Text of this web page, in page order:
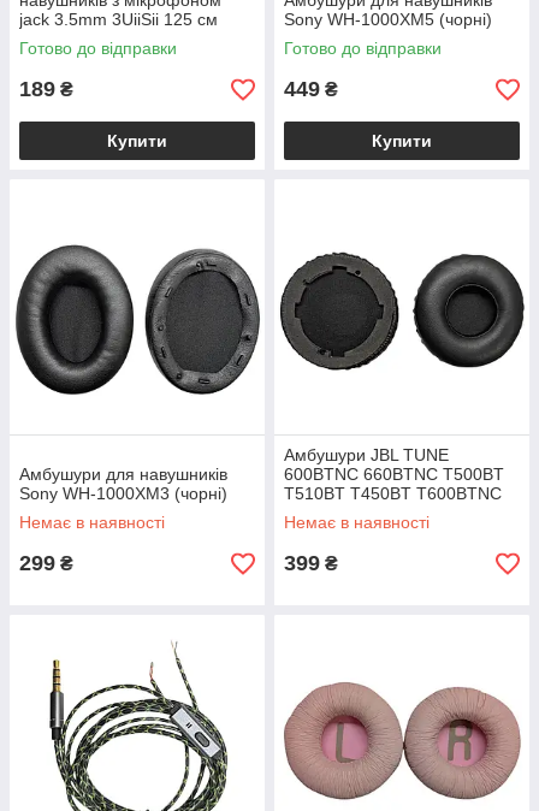
jack 3.5mm 3UiiSii 125 см
Білий
Готово до відправки
189 ₴
Купити
Sony WH-1000XM5 (чорні)
Готово до відправки
449 ₴
Купити
Амбушури для навушників
Sony WH-1000XM3 (чорні)
Немає в наявності
299 ₴
Амбушури JBL TUNE
600BTNC 660BTNC T500BT
T510BT T450BT T600BTNC
560BT T460BT Tune 670NC
(чорні)
Немає в наявності
399 ₴